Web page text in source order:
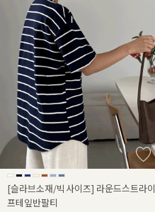
[슬라브소재/빅사이즈] 라운드스트라이
프테잎반팔티